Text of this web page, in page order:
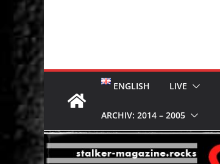
ENGLISH LIVE
ARCHIV: 2014 – 2005